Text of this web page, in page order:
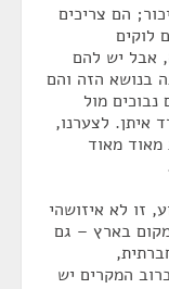
הם צריכים
לוקים
אבל יש להם
בנושא הזה והם
מול
איתן. לצערנו,
מאוד
זו לא איזושהי
בארץ – גם
המקרים יש